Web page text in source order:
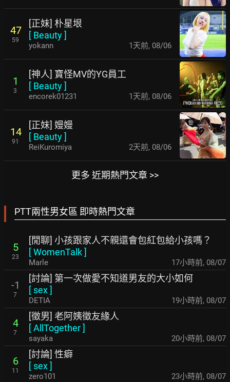
47
59
[正妹] 朴星垠
[ Beauty]
yokann 1天前, 08/06
1
3
[神人] 寶怪MV的YG員工
[ Beauty]
encorek01231 1天前, 08/06
14
91
[正妹] 嫚嫚
[ Beauty]
ReiKuromiya 2天前, 08/06
更多 近期熱門文章 >>
PTT兩性男女區 即時熱門文章
5
23
[閒聊] 小孩跟家人不親還會包紅包給小孩嗎？
[WomenTalk]
Marle 17小時前, 08/07
-1
7
[討論] 第一次做愛不知道男友的大小如何
[ sex]
DETIA 19小時前, 08/07
4
7
[徵男] 老阿姨徵友緣人
[AllTogether]
sayaka 20小時前, 08/07
6
11
[討論] 性癖
[ sex]
zero101 23小時前, 08/07